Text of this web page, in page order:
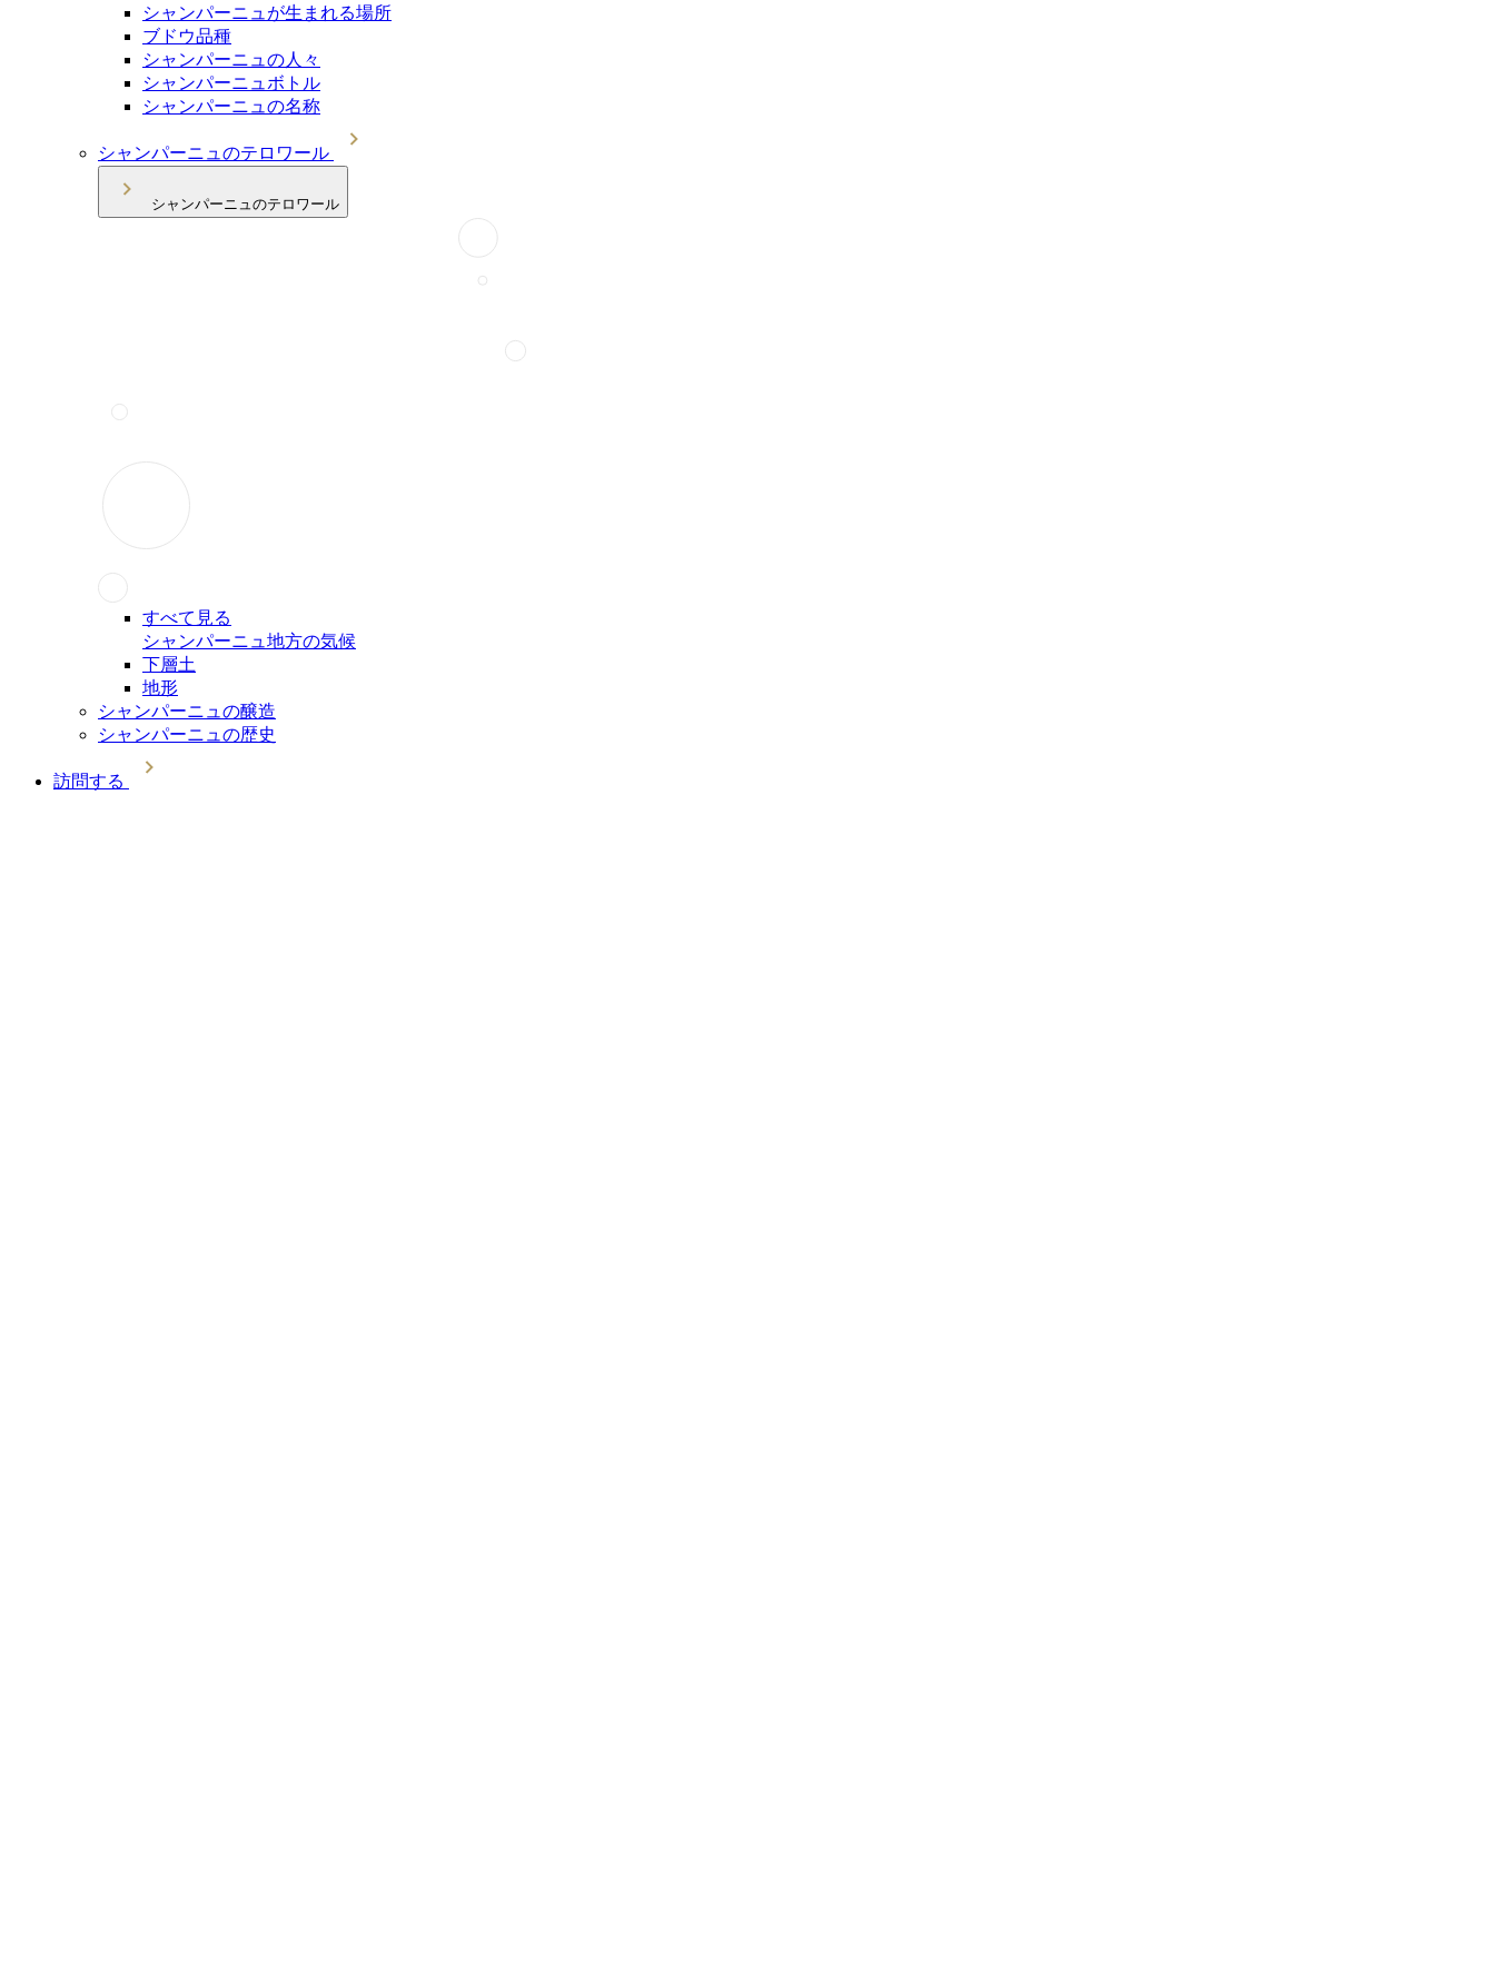
シャンパーニュが生まれる場所
ブドウ品種
シャンパーニュの人々
シャンパーニュボトル
シャンパーニュの名称
シャンパーニュのテロワール
シャンパーニュのテロワール
すべて見る
シャンパーニュ地方の気候
下層土
地形
シャンパーニュの醸造
シャンパーニュの歴史
訪問する